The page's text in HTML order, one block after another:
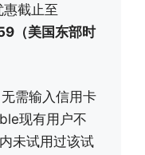
截止至
（美国东部时
无需输入信用卡
现有用户不
未试用过该试